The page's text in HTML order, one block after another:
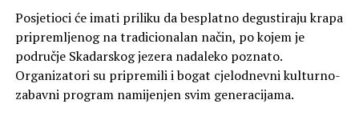
Posjetioci će imati priliku da besplatno degustiraju krapa
pripremljenog na tradicionalan način, po kojem je
područje Skadarskog jezera nadaleko poznato.
Organizatori su pripremili i bogat cjelodnevni kulturno-
zabavni program namijenjen svim generacijama.